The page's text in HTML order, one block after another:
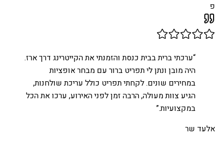
פ
“ערכתי ברית בבית כנסת והזמנתי את הקייטרינג דרך ארז.
היה מובן ונתן לי תפריט ברור עם מבחר אופציות
במחירים שונים. לקחתי תפריט כולל עריכת שולחנות,
הגיע צוות מעולה, הרבה זמן לפני האירוע, ערכו את הכל
במקצועיות.”
אלעד שר